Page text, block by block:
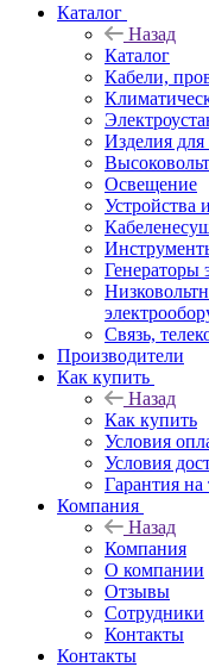
Каталог
Назад
Каталог
Кабели,
Изделия
Освещение
Устройства
Генераторы
Связь,
Производители
Как купить
Назад
Как купить
Условия
Условия
Гарантия на
Компания
Назад
Компания
О компании
Отзывы
Сотрудники
Контакты
Контакты